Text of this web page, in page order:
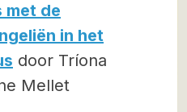
met de
in het
door Tríona
Mellet